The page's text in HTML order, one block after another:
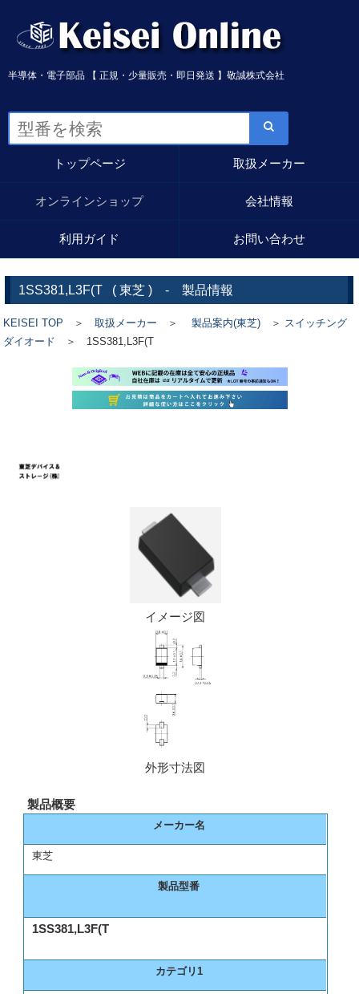
半導体・電子部品 【 正規・少量販売・即日発送 】敬誠株式会社
トップページ 取扱メーカー
オンラインショップ 会社情報
利用ガイド お問い合わせ
1SS381,L3F(T (東芝 ) - 製品情報
KEISEI TOP ＞取扱メーカー ＞ 製品案内(東芝) ＞ スイッチング
ダイオード ＞ 1SS381,L3F(T
イメージ図
外形寸法図
製品概要
メーカー名
東芝
製品型番
1SS381,L3F(T
カテゴリ1